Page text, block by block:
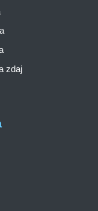
zdaj